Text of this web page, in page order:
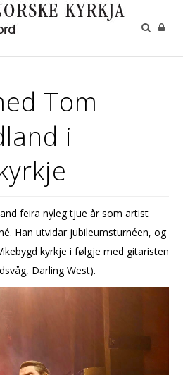
Tom
i
feira nyleg tjue år som artist
Han utvidar jubileumsturnéen, og
kyrkje i følgje med gitaristen
Darling West).